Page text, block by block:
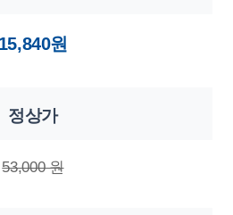
15,840원
정상가
53,000 원